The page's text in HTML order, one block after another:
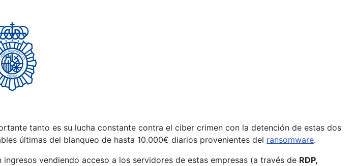
tanto es su lucha constante contra el ciber crimen con la detención de estas dos
últimas del blanqueo de hasta 10.000€ diarios provenientes del ransomware.
ingresos vendiendo acceso a los servidores de estas empresas (a través de RDP,